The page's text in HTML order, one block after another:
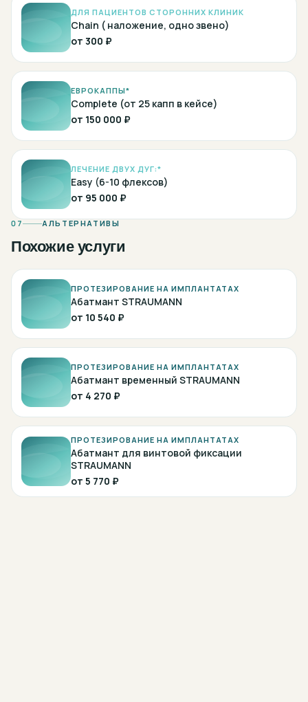
ДЛЯ ПАЦИЕНТОВ СТОРОННИХ КЛИНИК
Chain ( наложение, одно звено)
от 300 ₽
ЕВРОКАППЫ*
Complete (от 25 капп в кейсе)
от 150 000 ₽
ЛЕЧЕНИЕ ДВУХ ДУГ:*
Easy (6-10 флексов)
от 95 000 ₽
07 АЛЬТЕРНАТИВЫ
Похожие услуги
ПРОТЕЗИРОВАНИЕ НА ИМПЛАНТАТАХ
Абатмант STRAUMANN
от 10 540 ₽
ПРОТЕЗИРОВАНИЕ НА ИМПЛАНТАТАХ
Абатмант временный STRAUMANN
от 4 270 ₽
ПРОТЕЗИРОВАНИЕ НА ИМПЛАНТАТАХ
Абатмант для винтовой фиксации
STRAUMANN
от 5 770 ₽